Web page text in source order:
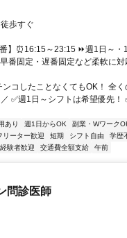
歩すぐ
】⏰16:15～23:15 ⏩週1日～・
番固定・遅番固定など柔軟に対
したことなくてもOK！ 全く
✅週1日～シフトは希望優先！
あり 週1日からOK
副業・Wワーク
リーター歓迎 短期 シフト自由
学歴
験者歓迎 交通費全額支給 午前
問診医師